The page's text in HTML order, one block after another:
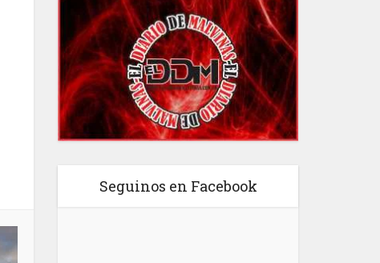
Seguinos en Facebook